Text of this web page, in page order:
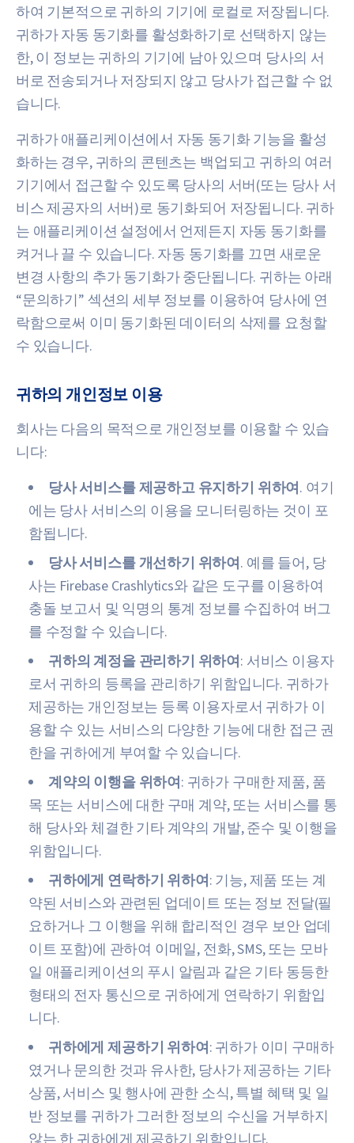
하여 기본적으로 귀하의 기기에 로컬로 저장됩니다.
귀하가 자동 동기화를 활성화하기로 선택하지 않는
한, 이 정보는 귀하의 기기에 남아 있으며 당사의 서
버로 전송되거나 저장되지 않고 당사가 접근할 수 없
습니다.
귀하가 애플리케이션에서 자동 동기화 기능을 활성
화하는 경우, 귀하의 콘텐츠는 백업되고 귀하의 여러
기기에서 접근할 수 있도록 당사의 서버(또는 당사 서
비스 제공자의 서버)로 동기화되어 저장됩니다. 귀하
는 애플리케이션 설정에서 언제든지 자동 동기화를
켜거나 끌 수 있습니다. 자동 동기화를 끄면 새로운
변경 사항의 추가 동기화가 중단됩니다. 귀하는 아래
“문의하기” 섹션의 세부 정보를 이용하여 당사에 연
락함으로써 이미 동기화된 데이터의 삭제를 요청할
수 있습니다.
귀하의 개인정보 이용
회사는 다음의 목적으로 개인정보를 이용할 수 있습
니다:
당사 서비스를 제공하고 유지하기 위하여. 여기
에는 당사 서비스의 이용을 모니터링하는 것이 포
함됩니다.
당사 서비스를 개선하기 위하여. 예를 들어, 당
사는 Firebase Crashlytics와 같은 도구를 이용하여
충돌 보고서 및 익명의 통계 정보를 수집하여 버그
를 수정할 수 있습니다.
귀하의 계정을 관리하기 위하여: 서비스 이용자
로서 귀하의 등록을 관리하기 위함입니다. 귀하가
제공하는 개인정보는 등록 이용자로서 귀하가 이
용할 수 있는 서비스의 다양한 기능에 대한 접근 권
한을 귀하에게 부여할 수 있습니다.
계약의 이행을 위하여: 귀하가 구매한 제품, 품
목 또는 서비스에 대한 구매 계약, 또는 서비스를 통
해 당사와 체결한 기타 계약의 개발, 준수 및 이행을
위함입니다.
귀하에게 연락하기 위하여: 기능, 제품 또는 계
약된 서비스와 관련된 업데이트 또는 정보 전달(필
요하거나 그 이행을 위해 합리적인 경우 보안 업데
이트 포함)에 관하여 이메일, 전화, SMS, 또는 모바
일 애플리케이션의 푸시 알림과 같은 기타 동등한
형태의 전자 통신으로 귀하에게 연락하기 위함입
니다.
귀하에게 제공하기 위하여: 귀하가 이미 구매하
였거나 문의한 것과 유사한, 당사가 제공하는 기타
상품, 서비스 및 행사에 관한 소식, 특별 혜택 및 일
반 정보를 귀하가 그러한 정보의 수신을 거부하지